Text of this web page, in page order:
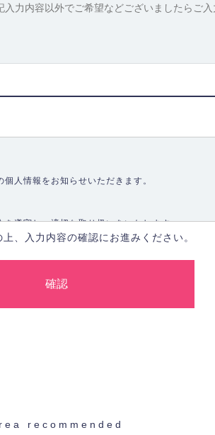
人情報をお知らせいただきます。
遵守し、適切な取り扱いをいたします。
情報を取得いたします。
情報をご本人の同意なく第三者に提供いたしませ
上、入力内容の確認にお進みください。
recommended